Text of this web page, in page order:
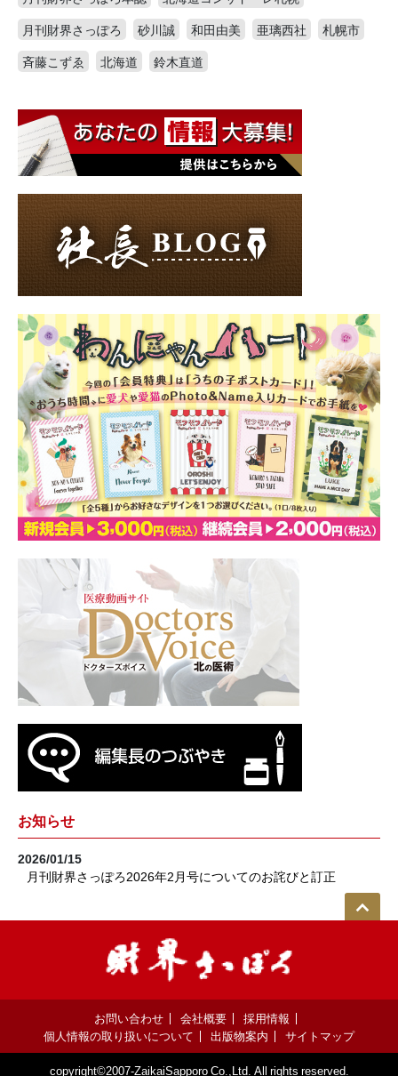
月刊財界さっぽろ
砂川誠 和田由美 亜璃西社
札幌市
斉藤こずゑ
北海道 鈴木直道
お知らせ
2026/01/15
月刊財界さっぽろ2026年2月号についてのお詫びと訂正
お問い合わせ 会社概要
採用情報
個人情報の取り扱いについて
出版物案内 サイトマップ
copyright©2007-ZaikaiSapporo Co.,Ltd. All rights reserved.